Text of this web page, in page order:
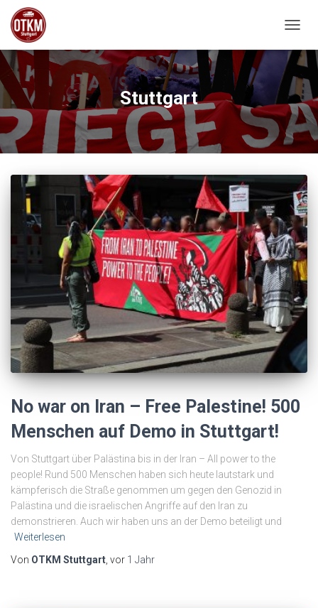
Stuttgart
No war on Iran – Free Palestine! 500
Menschen auf Demo in Stuttgart!
Von Stuttgart über Palästina bis in der Iran – All power to the
people! Rund 500 Menschen haben sich heute lautstark und
kämpferisch die Straße genommen um gegen den Genozid in
Palästina und die israelischen Angriffe auf den Iran zu
demonstrieren. Auch wir haben uns an der Demo beteiligt und
Weiterlesen
Von OTKM Stuttgart , vor 1 Jahr